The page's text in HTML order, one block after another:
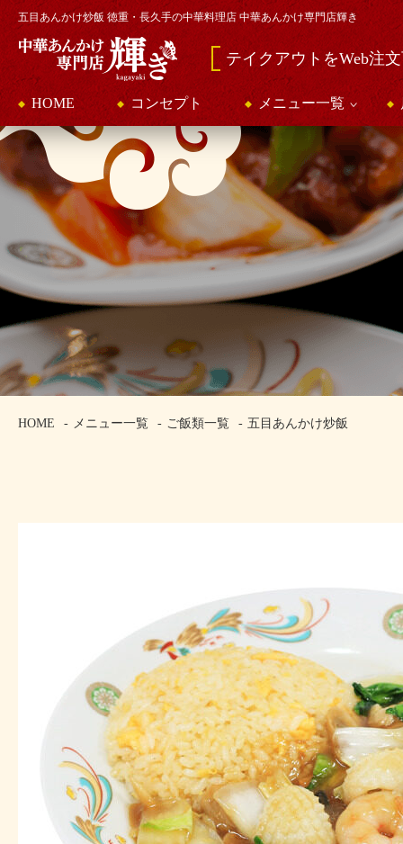
五目あんかけ炒飯 徳重・長久手の中華料理店 中華あんかけ専門店輝き
テイクアウトをWeb注
HOME コンセプト メニュー一覧
HOME メニュー一覧 ご飯類一覧 五目あんかけ炒飯